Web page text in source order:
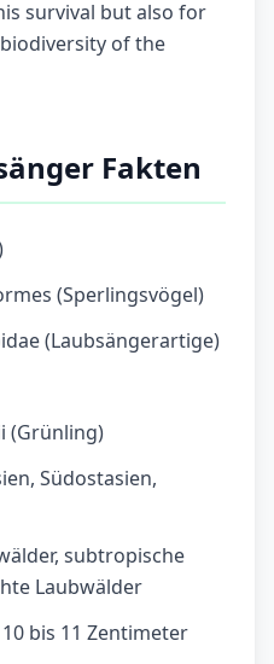
survival but also for
of the
Fakten
(Sperlingsvögel)
(Laubsängerartige)
(Grünling)
Südostasien,
subtropische
Laubwälder
bis 11 Zentimeter